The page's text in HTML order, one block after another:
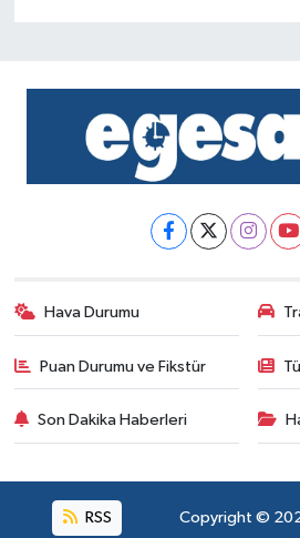
Hava Durumu
Puan Durumu ve Fikstür
Son Dakika Haberleri
RSS Copyright ©